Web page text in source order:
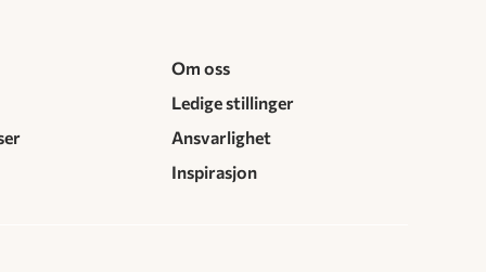
Om oss
Ledige stillinger
Ansvarlighet
Inspirasjon